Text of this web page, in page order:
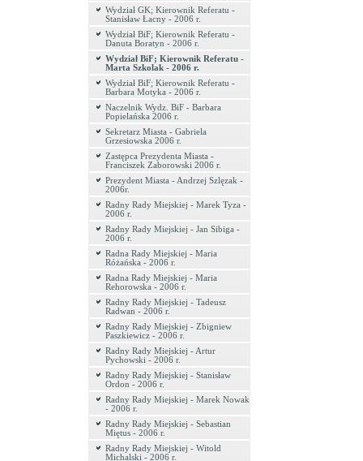
Wydział GK; Kierownik Referatu -
Stanisław Łacny - 2006 r.
Wydział BiF; Kierownik Referatu -
Danuta Boratyn - 2006 r.
Wydział BiF; Kierownik Referatu -
Marta Szkolak - 2006 r.
Wydział BiF; Kierownik Referatu -
Barbara Motyka - 2006 r.
Naczelnik Wydz. BiF - Barbara
Popielańska 2006 r.
Sekretarz Miasta - Gabriela
Grzesiowska 2006 r.
Zastępca Prezydenta Miasta -
Franciszek Zaborowski 2006 r.
Prezydent Miasta - Andrzej Szlęzak -
2006r.
Radny Rady Miejskiej - Marek Tyza -
2006 r.
Radny Rady Miejskiej - Jan Sibiga -
2006 r.
Radna Rady Miejskiej - Maria
Różańska - 2006 r.
Radna Rady Miejskiej - Maria
Rehorowska - 2006 r.
Radny Rady Miejskiej - Tadeusz
Radwan - 2006 r.
Radny Rady Miejskiej - Zbigniew
Paszkiewicz - 2006 r.
Radny Rady Miejskiej - Artur
Pychowski - 2006 r.
Radny Rady Miejskiej - Stanisław
Ordon - 2006 r.
Radny Rady Miejskiej - Marek Nowak
- 2006 r.
Radny Rady Miejskiej - Sebastian
Miętus - 2006 r.
Radny Rady Miejskiej - Witold
Michalski - 2006 r.